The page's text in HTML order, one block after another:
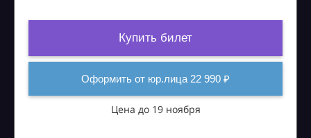
Купить билет
Оформить от юр.лица 22 990 ₽
Цена до 19 ноября